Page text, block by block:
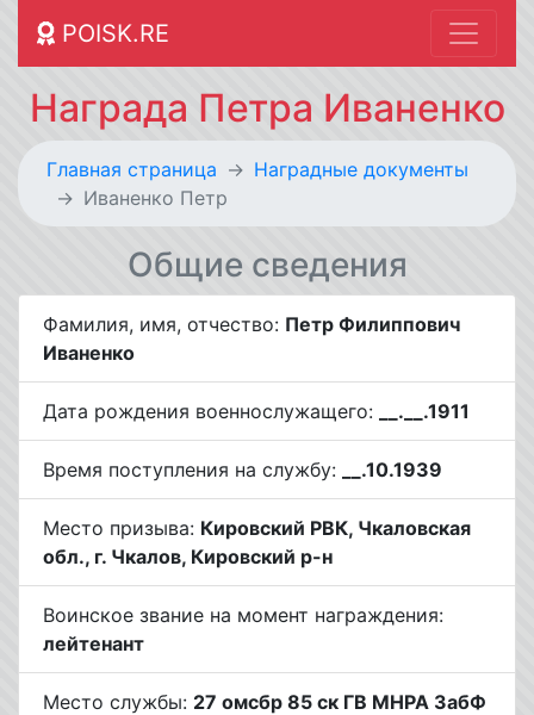
POISK.RE
Награда Петра Иваненко
Главная страница
Наградные документы
Иваненко Петр
Общие сведения
Фамилия, имя, отчество: Петр Филиппович
Иваненко
Дата рождения военнослужащего: __.__.1911
Время поступления на службу: __.10.1939
Место призыва: Кировский РВК, Чкаловская
обл., г. Чкалов, Кировский р-н
Воинское звание на момент награждения:
лейтенант
Место службы: 27 омсбр 85 ск ГВ МНРА ЗабФ